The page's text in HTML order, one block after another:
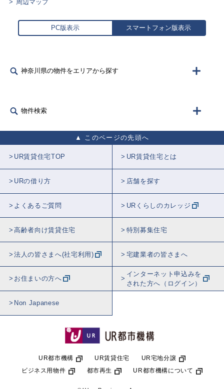
周辺マップ
PC版表示 スマートフォン版表示
神奈川県の物件をエリアから探す
物件検索
このページの先頭へ
UR賃貸住宅TOP UR賃貸住宅とは
URの借り方 店舗を探す
よくあるご質問 URくらしのカレッジ
高齢者向け賃貸住宅 特別募集住宅
法人の皆さまへ(社宅利用) 宅建業者の皆さまへ
お住まいの方へ
インターネット申込みを
された方へ（ログイン）
Non Japanese
UR都市機構 UR賃貸住宅
UR宅地分譲
ビジネス用物件
都市再生 UR都市機構について